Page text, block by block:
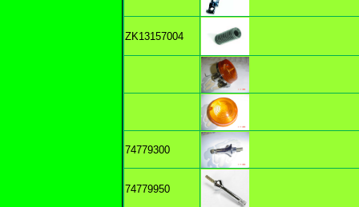
ZK13157004
74779300
74779950